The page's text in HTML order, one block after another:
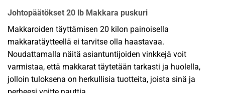
Johtopäätökset 20 lb Makkara puskuri
Makkaroiden täyttämisen 20 kilon painoisella
makkaratäytteellä ei tarvitse olla haastavaa.
Noudattamalla näitä asiantuntijoiden vinkkejä voit
varmistaa, että makkarat täytetään tarkasti ja huolella,
jolloin tuloksena on herkullisia tuotteita, joista sinä ja